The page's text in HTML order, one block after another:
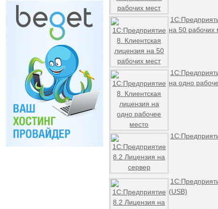
на 50 рабочих
на одно
(USB)